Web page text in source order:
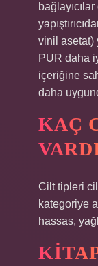
vinil asetat)
PUR daha
içeriğine
daha
KAÇ
Cilt tipleri
kategoriye
hassas,